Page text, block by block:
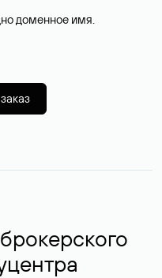
доменное имя.